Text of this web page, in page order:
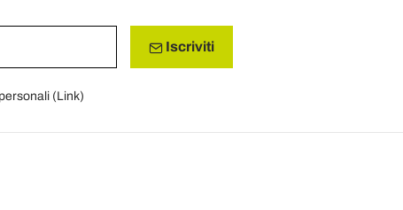
Iscriviti
(Link)